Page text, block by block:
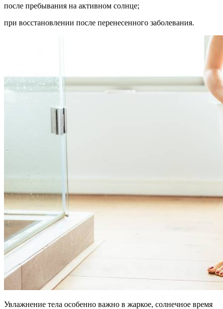
после пребывания на активном солнце;
при восстановлении после перенесенного заболевания.
Увлажнение тела особенно важно в жаркое, солнечное время